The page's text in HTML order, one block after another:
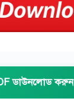
ডাউনলোড করুন